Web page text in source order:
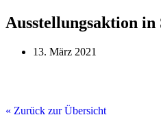
Ausstellungsaktion in
13. März 2021
« Zurück zur Übersicht